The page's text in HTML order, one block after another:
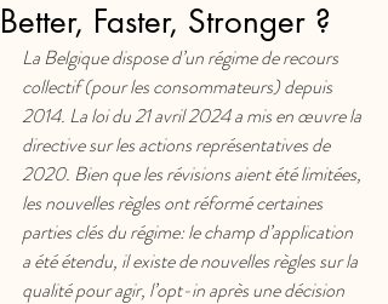
Better, Faster, Stronger ?
La Belgique dispose d’un régime de recours
collectif (pour les consommateurs) depuis
2014. La loi du 21 avril 2024 a mis en œuvre la
directive sur les actions représentatives de
2020. Bien que les révisions aient été limitées,
les nouvelles règles ont réformé certaines
parties clés du régime: le champ d’application
a été étendu, il existe de nouvelles règles sur la
qualité pour agir, l’opt-in après une décision